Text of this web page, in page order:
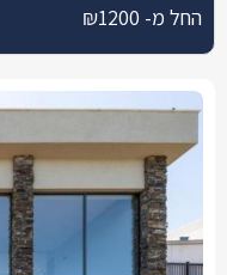
החל מ- ₪1200